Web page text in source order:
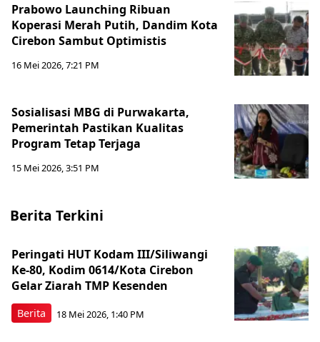
Prabowo Launching Ribuan
Koperasi Merah Putih, Dandim Kota
Cirebon Sambut Optimistis
16 Mei 2026, 7:21 PM
Sosialisasi MBG di Purwakarta,
Pemerintah Pastikan Kualitas
Program Tetap Terjaga
15 Mei 2026, 3:51 PM
Berita Terkini
Berita
Peringati HUT Kodam III/Siliwangi
Ke-80, Kodim 0614/Kota Cirebon
Gelar Ziarah TMP Kesenden
18 Mei 2026, 1:40 PM